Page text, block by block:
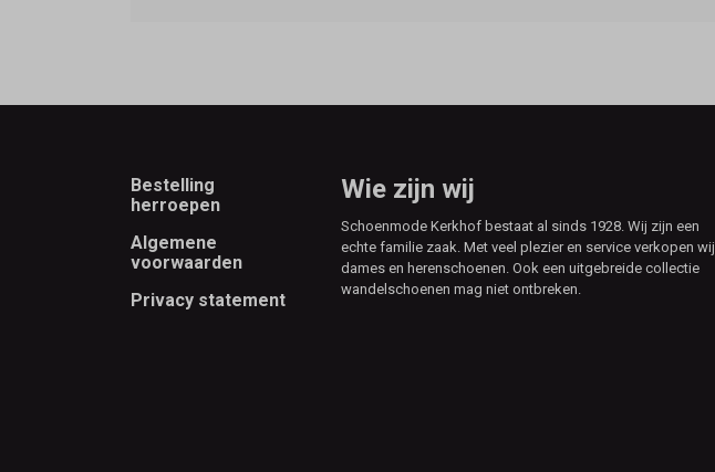
Footer
Bestelling
herroepen
Algemene
voorwaarden
Privacy statement
Wie zijn wij
Schoenmode Kerkhof bestaat al sinds 1928. Wij zijn een
echte familie zaak. Met veel plezier en service verkopen wij
dames en herenschoenen. Ook een uitgebreide collectie
wandelschoenen mag niet ontbreken.